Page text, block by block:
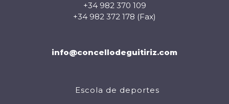
+34 982 370 109
+34 982 372 178 (Fax)
info@concellodeguitiriz.com
Escola de deportes